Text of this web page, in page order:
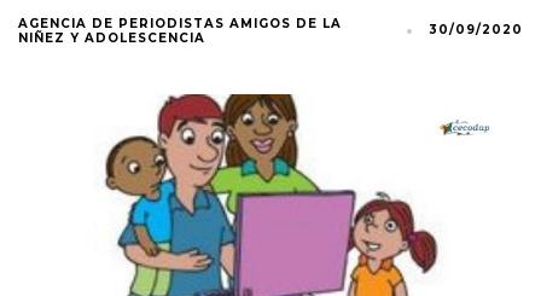
AGENCIA DE PERIODISTAS AMIGOS DE LA
NIÑEZ Y ADOLESCENCIA
30/09/2020